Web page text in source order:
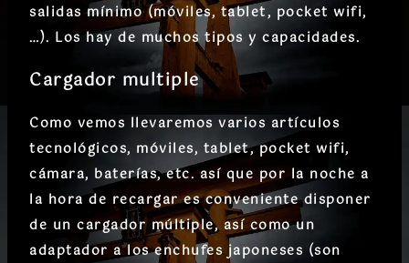
salidas mínimo (móviles, tablet, pocket wifi,
…). Los hay de muchos tipos y capacidades.
Cargador multiple
Como vemos llevaremos varios artículos
tecnológicos, móviles, tablet, pocket wifi,
cámara, baterías, etc. así que por la noche a
la hora de recargar es conveniente disponer
de un cargador múltiple, así como un
adaptador a los enchufes japoneses (son